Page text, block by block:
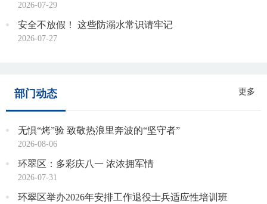
2026-07-29
安全不放假！ 这些防溺水常识请牢记
2026-07-27
部门动态 更多
无惧“烤”验 致敬热浪里奔波的“坚守者”
2026-08-06
环翠区：多彩庆八一 浓浓拥军情
2026-07-31
环翠区举办2026年安排工作退役士兵适应性培训班